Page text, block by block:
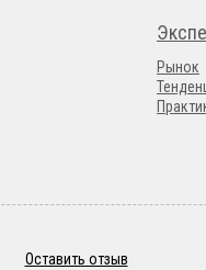
Рынок
Оставить отзыв